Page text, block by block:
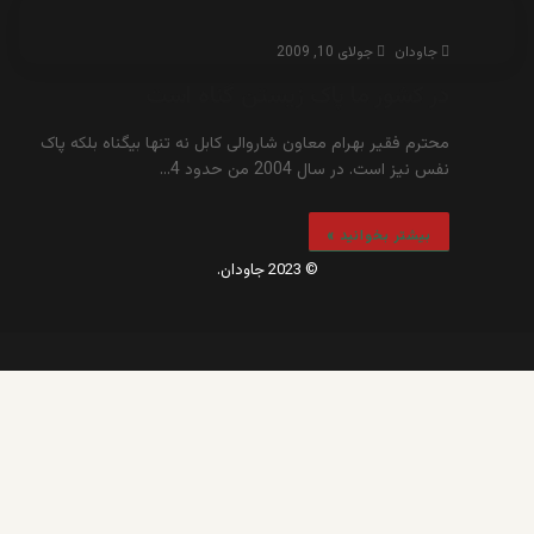
جاودان جولای 10, 2009
محترم فقیر بهرام معاون شاروالی کابل نه تنها بیگناه بلکه پاک
نفس نیز است. در سال 2004 من حدود 4…
بیشتر بخوانید »
© 2023 جاودان.